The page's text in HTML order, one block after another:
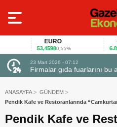
EURO
53,45980,55% 6.890,41
23 Mart 2026 - 07:12
Firmalar gıda fuarlarını bu
ANASAYFA
GÜNDEM
Pendik Kafe ve
Pendik Kafe ve